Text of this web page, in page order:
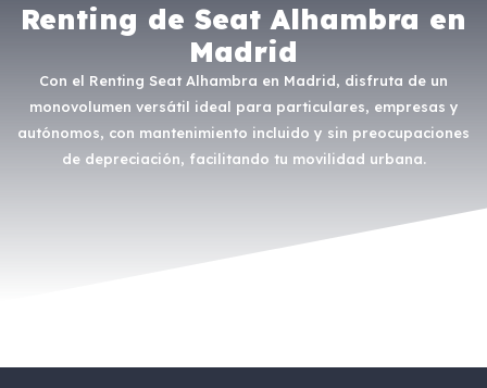
Renting de Seat Alhambra en
Madrid
Con el Renting Seat Alhambra en Madrid, disfruta de un
monovolumen versátil ideal para particulares, empresas y
autónomos, con mantenimiento incluido y sin preocupaciones
de depreciación, facilitando tu movilidad urbana.